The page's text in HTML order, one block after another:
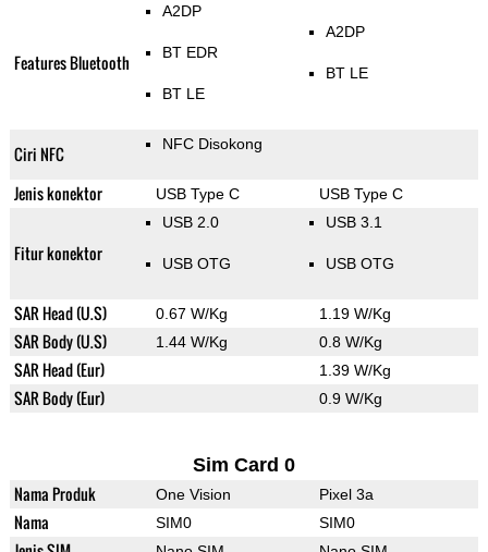
Features Bluetooth
A2DP
BT EDR
BT LE
A2DP
BT LE
Ciri NFC NFC Disokong
Jenis konektor USB Type C USB Type C
Fitur konektor
USB 2.0
USB OTG
USB 3.1
USB OTG
SAR Head (U.S) 0.67 W/Kg 1.19 W/Kg
SAR Body (U.S) 1.44 W/Kg 0.8 W/Kg
SAR Head (Eur) 1.39 W/Kg
SAR Body (Eur) 0.9 W/Kg
Sim Card 0
Nama Produk One Vision Pixel 3a
Nama SIM0 SIM0